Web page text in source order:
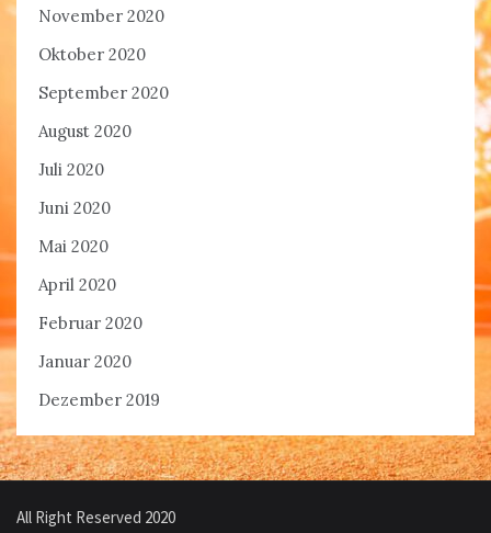
November 2020
Oktober 2020
September 2020
August 2020
Juli 2020
Juni 2020
Mai 2020
April 2020
Februar 2020
Januar 2020
Dezember 2019
All Right Reserved 2020